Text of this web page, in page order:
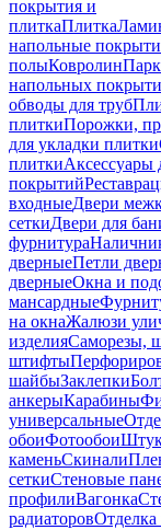
покрытия и
плиткаПлитка
напольные
полыКовролин
напольных
обводы для труб
плиткиПорожки,
для укладки плитки
плиткиАксессуары
покрытий
входныеДвери
сеткиДвери для
фурнитура
дверныеПетли
дверныеОкна и
мансардные
на окнаЖалюзи
изделияСаморезы,
штифты
шайбыЗаклепки
анкерыКарабины
универсальные
обоиФотообои
каменьСкинали
сеткиСтеновые
профилиВагонка
радиаторовОтделка